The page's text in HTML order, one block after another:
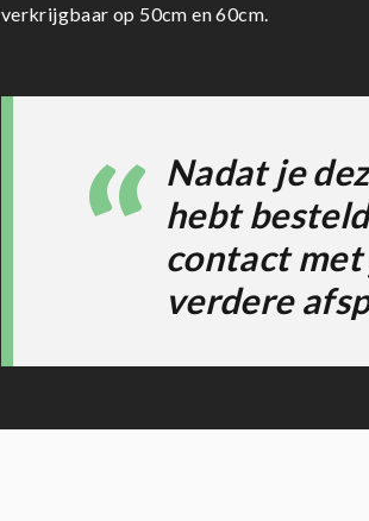
verkrijgbaar op 50cm en 60cm.
Nadat je
hebt
contact
verdere